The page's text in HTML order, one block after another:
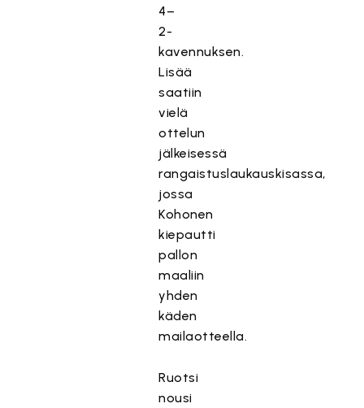
4–
2-
kavennuksen.
Lisää
saatiin
vielä
ottelun
jälkeisessä
rangaistuslaukauskisassa,
jossa
Kohonen
kiepautti
pallon
maaliin
yhden
käden
mailaotteella.
Ruotsi
nousi